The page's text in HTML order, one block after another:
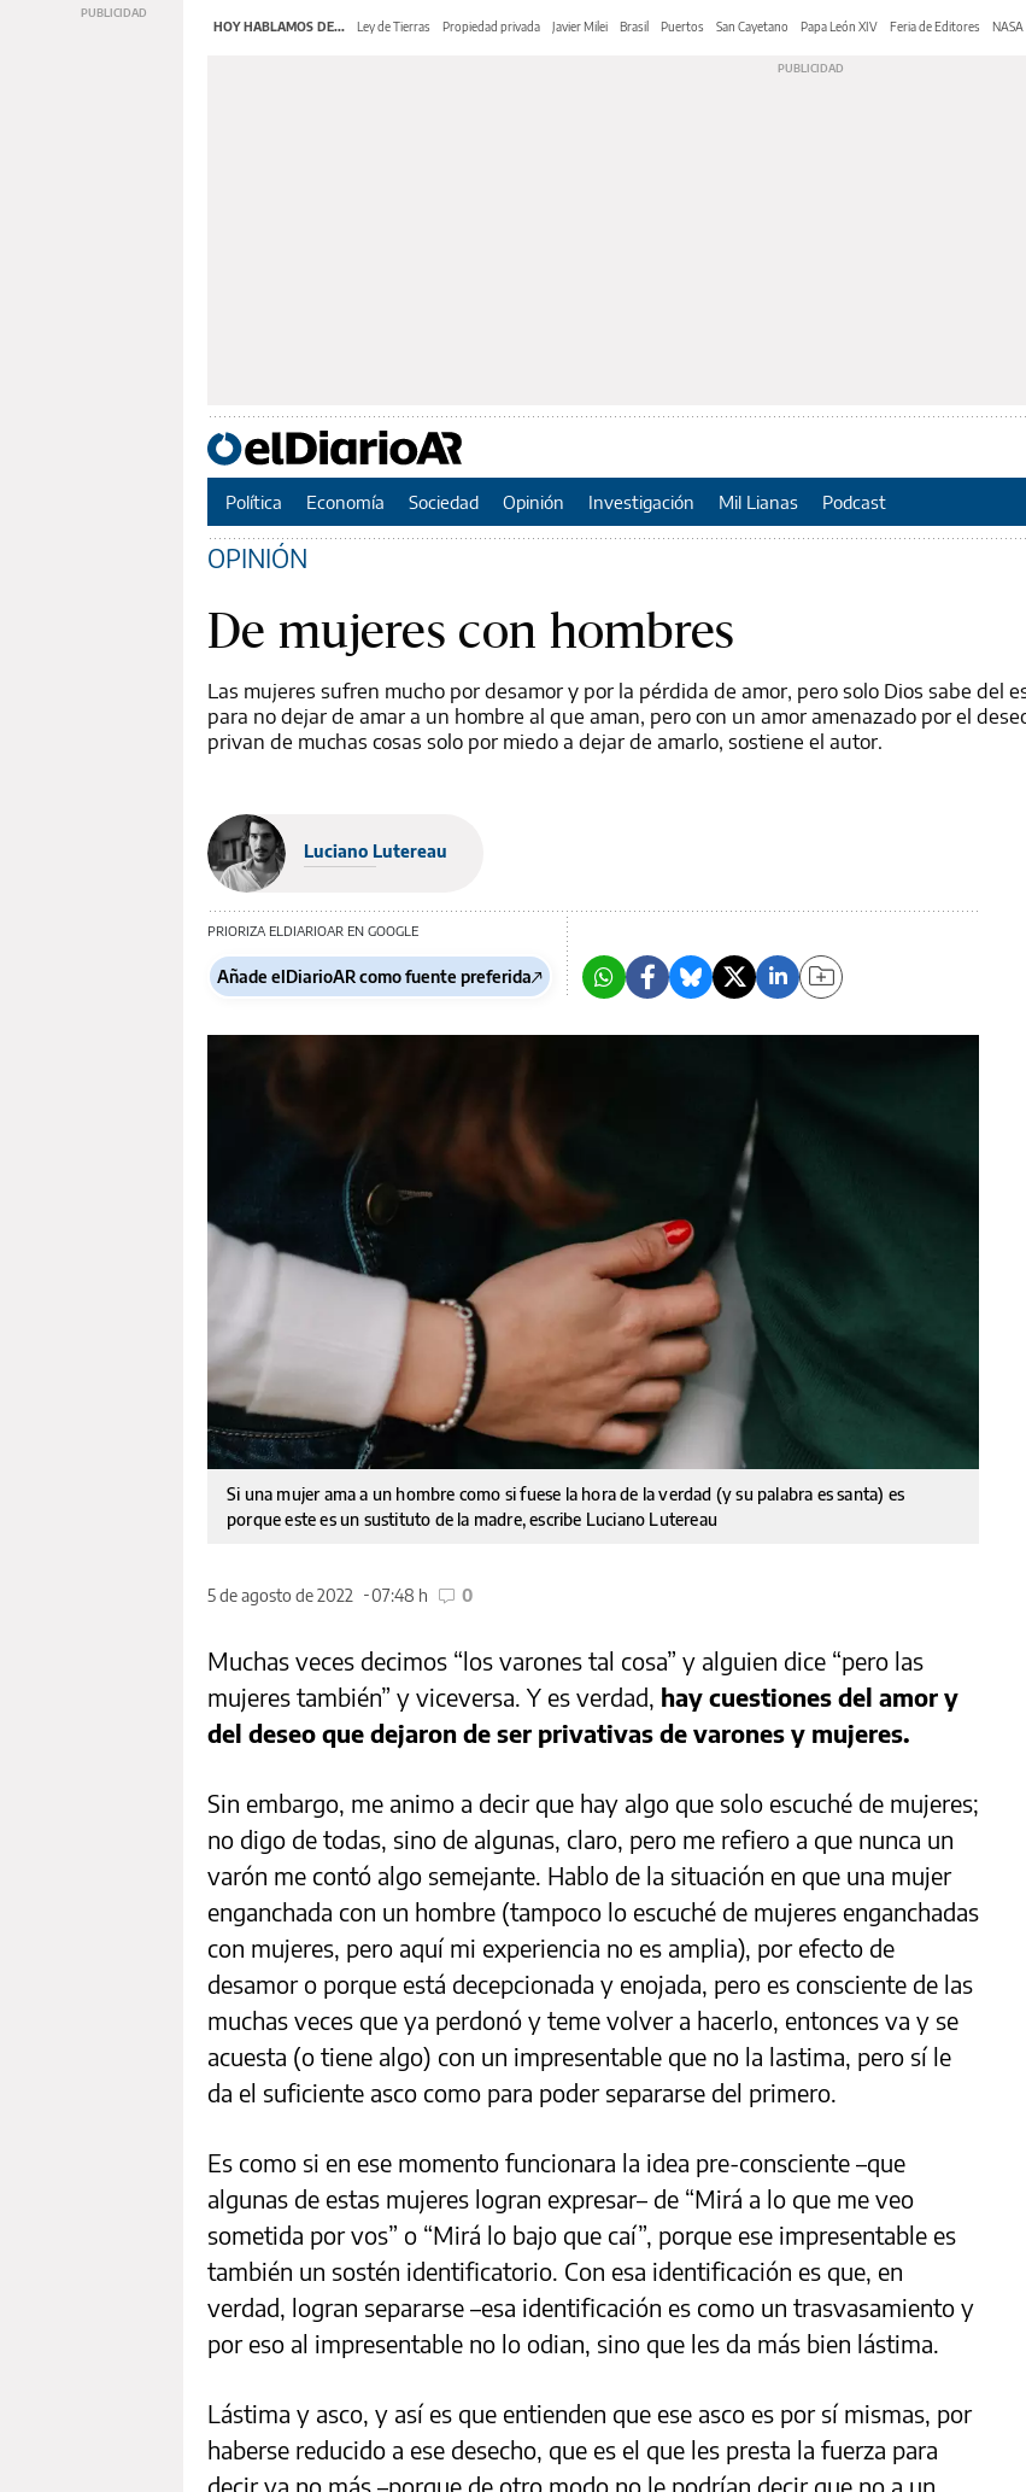
HOY HABLAMOS DE... Ley de Tierras Propiedad privada Javier Milei Brasil Puertos San Cayetano Papa León XIV Feria de Editores NASA
Política Economía Sociedad Opinión Investigación Mil Lianas Podcast
OPINIÓN
De mujeres con hombres
Las mujeres sufren mucho por desamor y por la pérdida de amor, pero solo Dios sabe del
para no dejar de amar a un hombre al que aman, pero con un amor amenazado por el
privan de muchas cosas solo por miedo a dejar de amarlo, sostiene el autor.
Luciano Lutereau
PRIORIZA ELDIARIOAR EN GOOGLE
Añade elDiarioAR como fuente preferida
Si una mujer ama a un hombre como si fuese la hora de la verdad (y su palabra es santa) es
porque este es un sustituto de la madre, escribe Luciano Lutereau
5 de agosto de 2022 07:48 h 0
Muchas veces decimos “los varones tal cosa” y alguien dice “pero las
mujeres también” y viceversa. Y es verdad, hay cuestiones del amor y
del deseo que dejaron de ser privativas de varones y mujeres.
Sin embargo, me animo a decir que hay algo que solo escuché de mujeres;
no digo de todas, sino de algunas, claro, pero me refiero a que nunca un
varón me contó algo semejante. Hablo de la situación en que una mujer
enganchada con un hombre (tampoco lo escuché de mujeres enganchadas
con mujeres, pero aquí mi experiencia no es amplia), por efecto de
desamor o porque está decepcionada y enojada, pero es consciente de las
muchas veces que ya perdonó y teme volver a hacerlo, entonces va y se
acuesta (o tiene algo) con un impresentable que no la lastima, pero sí le
da el suficiente asco como para poder separarse del primero.
Es como si en ese momento funcionara la idea pre-consciente –que
algunas de estas mujeres logran expresar– de “Mirá a lo que me veo
sometida por vos” o “Mirá lo bajo que caí”, porque ese impresentable es
también un sostén identificatorio. Con esa identificación es que, en
verdad, logran separarse –esa identificación es como un trasvasamiento y
por eso al impresentable no lo odian, sino que les da más bien lástima.
Lástima y asco, y así es que entienden que ese asco es por sí mismas, por
haberse reducido a ese desecho, que es el que les presta la fuerza para
decir ya no más –porque de otro modo no le podrían decir que no a un